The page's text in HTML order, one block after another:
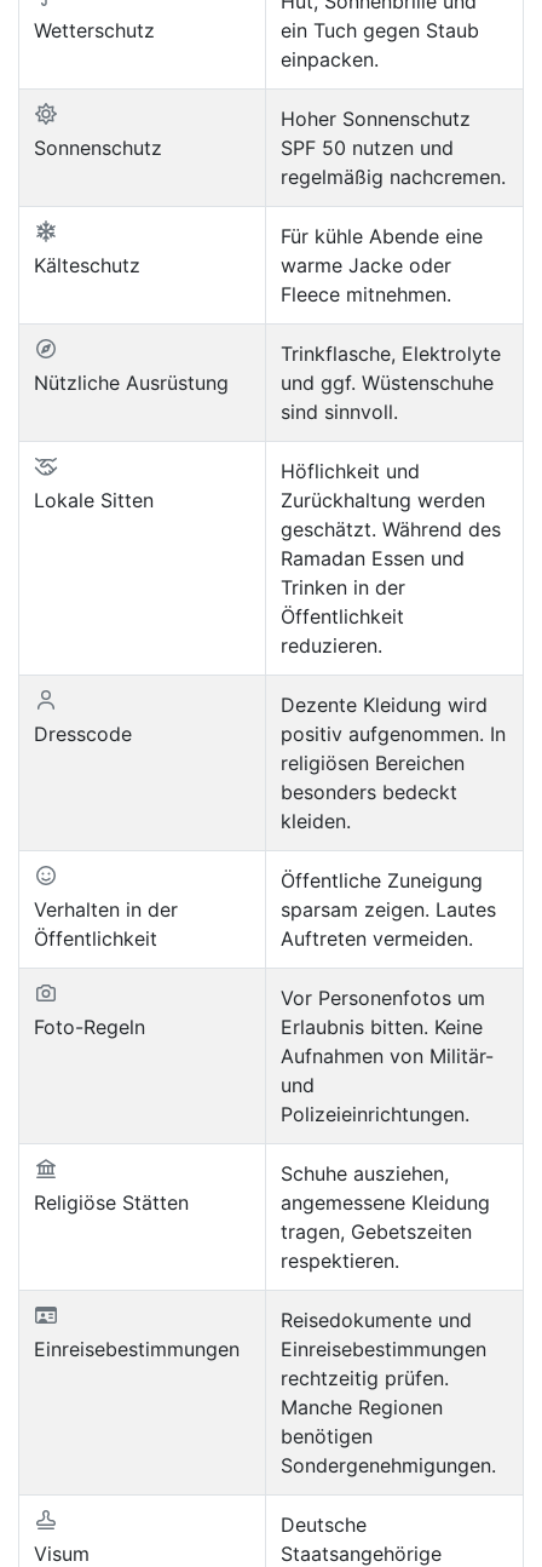
Wetterschutz
ein Tuch gegen Staub
einpacken.
Sonnenschutz
Hoher Sonnenschutz
SPF 50 nutzen und
regelmäßig nachcremen.
Kälteschutz
Für kühle Abende eine
warme Jacke oder
Fleece mitnehmen.
Nützliche Ausrüstung
Trinkflasche, Elektrolyte
und ggf. Wüstenschuhe
sind sinnvoll.
Lokale Sitten
Höflichkeit und
Zurückhaltung werden
geschätzt. Während des
Ramadan Essen und
Trinken in der
Öffentlichkeit
reduzieren.
Dresscode
Dezente Kleidung wird
positiv aufgenommen. In
religiösen Bereichen
besonders bedeckt
kleiden.
Verhalten in der
Öffentlichkeit
Öffentliche Zuneigung
sparsam zeigen. Lautes
Auftreten vermeiden.
Foto-Regeln
Vor Personenfotos um
Erlaubnis bitten. Keine
Aufnahmen von Militär-
und
Polizeieinrichtungen.
Religiöse Stätten
Schuhe ausziehen,
angemessene Kleidung
tragen, Gebetszeiten
respektieren.
Einreisebestimmungen
Reisedokumente und
Einreisebestimmungen
rechtzeitig prüfen.
Manche Regionen
benötigen
Sondergenehmigungen.
Visum
Deutsche
Staatsangehörige